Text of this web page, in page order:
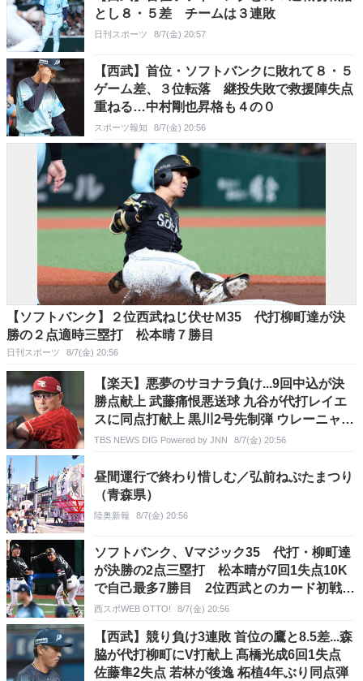
とし８・５差 チームは３連敗
日刊スポーツ 8/7(金) 20:57
【西武】首位・ソフトバンクに敗れて８・５
ゲーム差、３位転落 継投失敗で救援陣失点
重ねる…中村剛也昇格も４の０
スポーツ報知 8/7(金) 20:56
【ソフトバンク】２位西武ねじ伏せＭ35 代打柳町達が決
勝の２点適時三塁打 松本晴７勝目
日刊スポーツ 8/7(金) 20:56
【楽天】悪夢のサヨナラ負け...9回中込が決
勝点献上 武藤痛恨悪送球 九谷が代打レイエ
スに同点打献上 黒川2号先制弾 ウレーニャ5
回零封
TBS NEWS DIG Powered by JNN 8/7(金) 20:56
昼間運行で終わり惜しむ／弘前ねぷたまつり
（青森県）
陸奥新報 8/7(金) 20:56
ソフトバンク、Vマジック35 代打・柳町達
が決勝の2点三塁打 松本晴が7回1失点10K
で自己最多7勝目 2位西武とのカード初戦制
す
西スポWEB OTTO! 8/7(金) 20:56
【西武】競り負け3連敗 首位の鷹と8.5差...森
脇が代打柳町にV打献上 髙橋光成6回1失点
佐藤隼2失点 若林が後逸 柘植4年ぶり同点弾